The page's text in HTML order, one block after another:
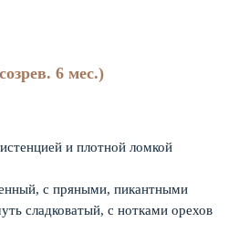
6 мес.)
и плотной ломкой
с пряными, пикантными
сладковатый, с нотками орехов